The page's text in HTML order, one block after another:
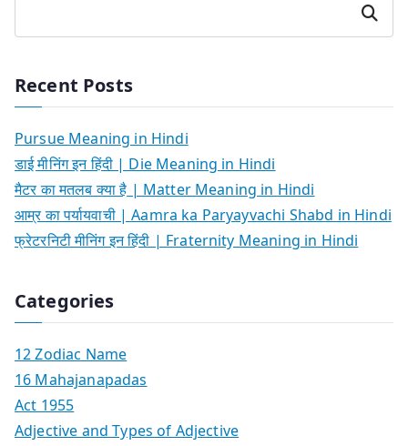
Search
Recent Posts
Pursue Meaning in Hindi
डाई मीनिंग इन हिंदी | Die Meaning in Hindi
मैटर का मतलब क्या है | Matter Meaning in Hindi
आम्र का पर्यायवाची | Aamra ka Paryayvachi Shabd in Hindi
फ्रेटरनिटी मीनिंग इन हिंदी | Fraternity Meaning in Hindi
Categories
12 Zodiac Name
16 Mahajanapadas
Act 1955
Adjective and Types of Adjective